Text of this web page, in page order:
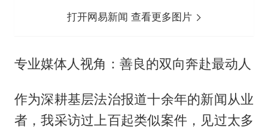
打开网易新闻 查看更多图片
专业媒体人视角：善良的双向奔赴最动人
作为深耕基层法治报道十余年的新闻从业
者，我采访过上百起类似案件，见过太多